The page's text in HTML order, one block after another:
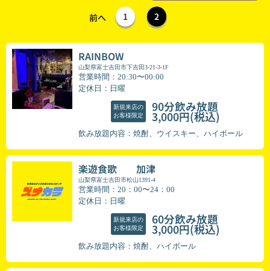
前へ 1 2
RAINBOW
山梨県富士吉田市下吉田3-21-3-1F
営業時間：20:30〜00:00
定休日：日曜
新規来店の
お客様限定
90分飲み放題
3,000円(税込)
飲み放題内容：焼酎、ウイスキー、ハイボール
楽遊食歌 加津
山梨県富士吉田市松山1391-4
営業時間：20：00〜24：00
定休日：日曜
新規来店の
お客様限定
60分飲み放題
3,000円(税込)
飲み放題内容：焼酎、ハイボール